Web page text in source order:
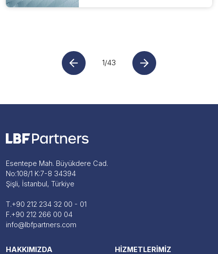
1/43
Esentepe Mah. Büyükdere Cad.
No:108/1 K:7-8 34394
Şişli, İstanbul, Türkiye
T.+90 212 234 32 00 - 01
F.+90 212 266 00 04
info@lbfpartners.com
HAKKIMIZDA HİZMETLERİMİZ